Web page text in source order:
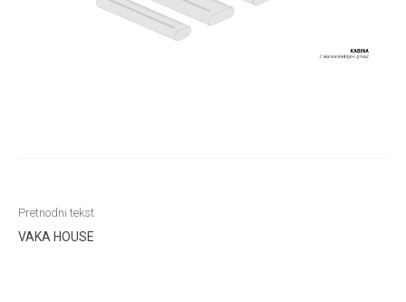
Kretanje
članka
Pretnodni tekst
VAKA HOUSE